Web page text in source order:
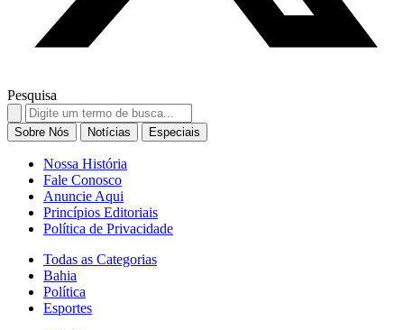
Pesquisa
Search
for:
Sobre Nós Notícias Especiais
Nossa História
Fale Conosco
Anuncie Aqui
Princípios Editoriais
Política de Privacidade
Todas as Categorias
Bahia
Política
Esportes